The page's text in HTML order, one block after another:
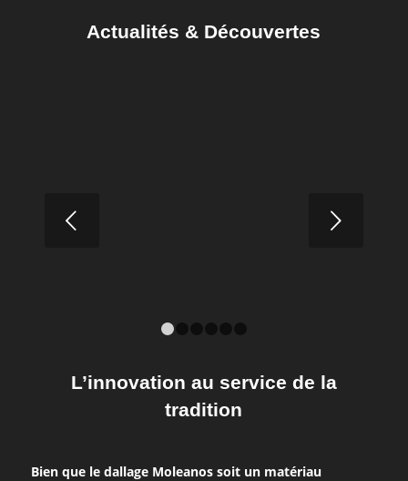
Actualités & Découvertes
L’innovation au service de la
tradition
Bien que le dallage Moleanos soit un matériau